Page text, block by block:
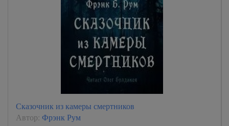
Сказочник из камеры смертников
Автор: Фрэнк Рум